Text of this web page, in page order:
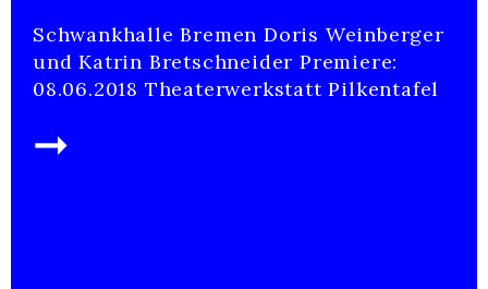
Schwankhalle Bremen Doris Weinberger
und Katrin Bretschneider Premiere:
08.06.2018 Theaterwerkstatt Pilkentafel
➞